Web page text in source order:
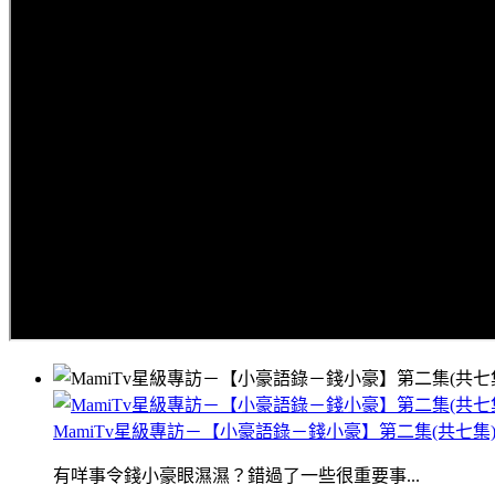
MamiTv星級專訪－【小豪語錄－錢小豪】第二集(共七集)
有咩事令錢小豪眼濕濕？錯過了一些很重要事...